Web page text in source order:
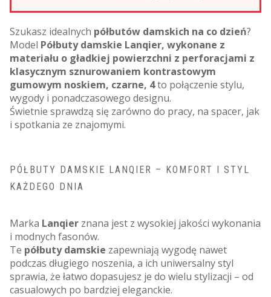
Szukasz idealnych półbutów damskich na co dzień?
Model Półbuty damskie Lanqier, wykonane z
materiału o gładkiej powierzchni z perforacjami z
klasycznym sznurowaniem kontrastowym
gumowym noskiem, czarne, 4to połączenie stylu,
wygody i ponadczasowego designu.
Świetnie sprawdzą się zarówno do pracy, na spacer, jak
i spotkania ze znajomymi.
PÓŁBUTY DAMSKIE LANQIER – KOMFORT I STYL
KAŻDEGO DNIA
Marka Lanqier znana jest z wysokiej jakości wykonania
i modnych fasonów.
Te półbuty damskie zapewniają wygodę nawet
podczas długiego noszenia, a ich uniwersalny styl
sprawia, że łatwo dopasujesz je do wielu stylizacji – od
casualowych po bardziej eleganckie.